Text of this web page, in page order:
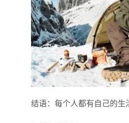
结语：每个人都有自己的生